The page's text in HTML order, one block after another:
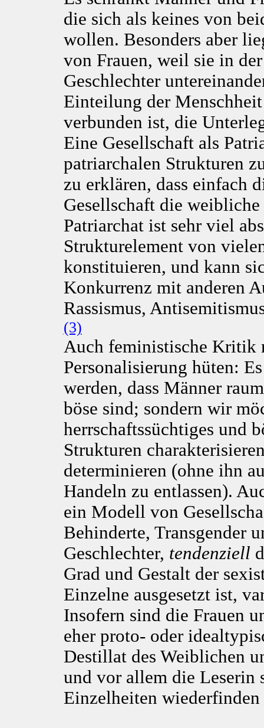
die sich als keines von
wollen. Besonders aber
von Frauen, weil sie in
Geschlechter
Einteilung der
verbunden ist, die
Eine Gesellschaft als
patriarchalen Strukturen
zu erklären, dass einfach
Gesellschaft die
Patriarchat ist sehr viel
Strukturelement von
konstituieren, und kann
Konkurrenz mit anderen
Rassismus,
(3)
Auch feministische Kritik
Personalisierung hüten:
werden, dass Männer
böse sind; sondern wir
herrschaftssüchtiges und
Strukturen
determinieren (ohne ihn
Handeln zu entlassen).
ein Modell von
Behinderte, Transgender
Geschlechter, tendenziell
Grad und Gestalt der
Einzelne ausgesetzt ist,
Insofern sind die Frauen
eher proto- oder
Destillat des Weiblichen
und vor allem die Leserin
Einzelheiten